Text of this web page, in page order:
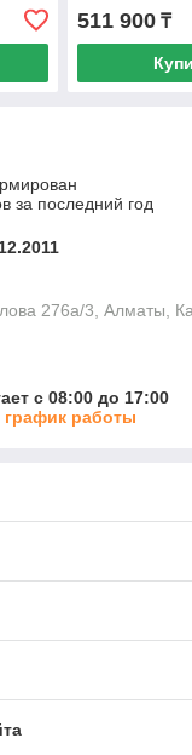
511 900₸
за последний год
276а/3, Алматы,
с 08:00 до 17:00
график работы